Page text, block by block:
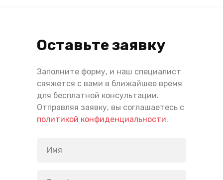
Оставьте заявку
Заполните форму, и наш специалист
свяжется с вами в ближайшее время
для бесплатной консультации.
Отправляя заявку, вы соглашаетесь с
политикой конфиденциальности.